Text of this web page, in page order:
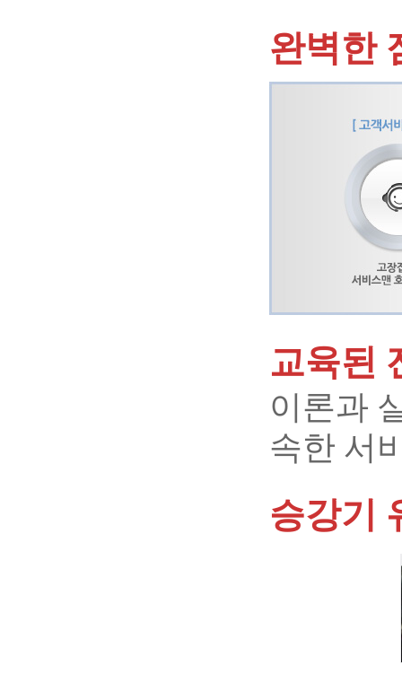
완벽한
교육된
이론과
속한 서
승강기